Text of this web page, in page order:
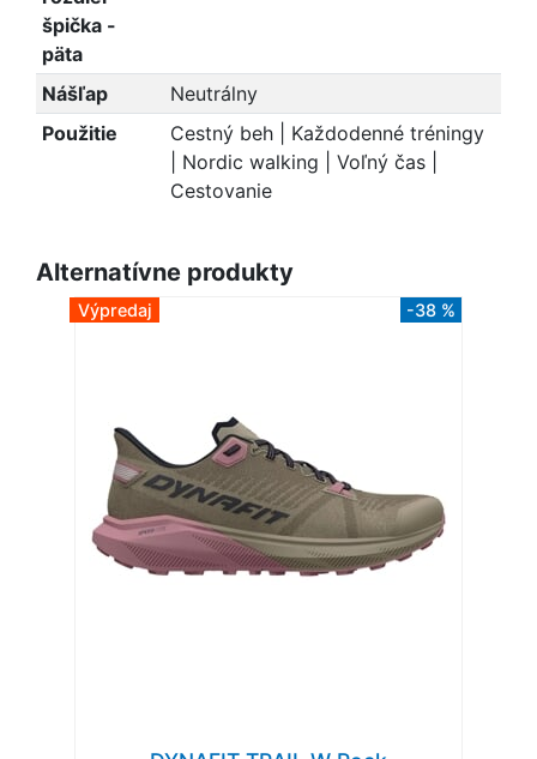
špička -
päta
Nášľap
Neutrálny
Použitie
Cestný beh | Každodenné tréningy
| Nordic walking | Voľný čas |
Cestovanie
Alternatívne produkty
Výpredaj -38 %